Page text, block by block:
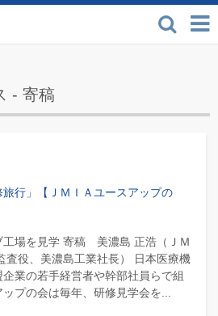
保健産業事報 - 医療機
検索
- 寄稿
旅行」【ＪＭＩＡユースアップの
工場を見学 寄稿 美濃島 正浩（ＪＭ
査役、美濃島工業社長） 日本医療機
業の若手経営者や幹部社員らで組
プの会は毎年、研修見学会を...